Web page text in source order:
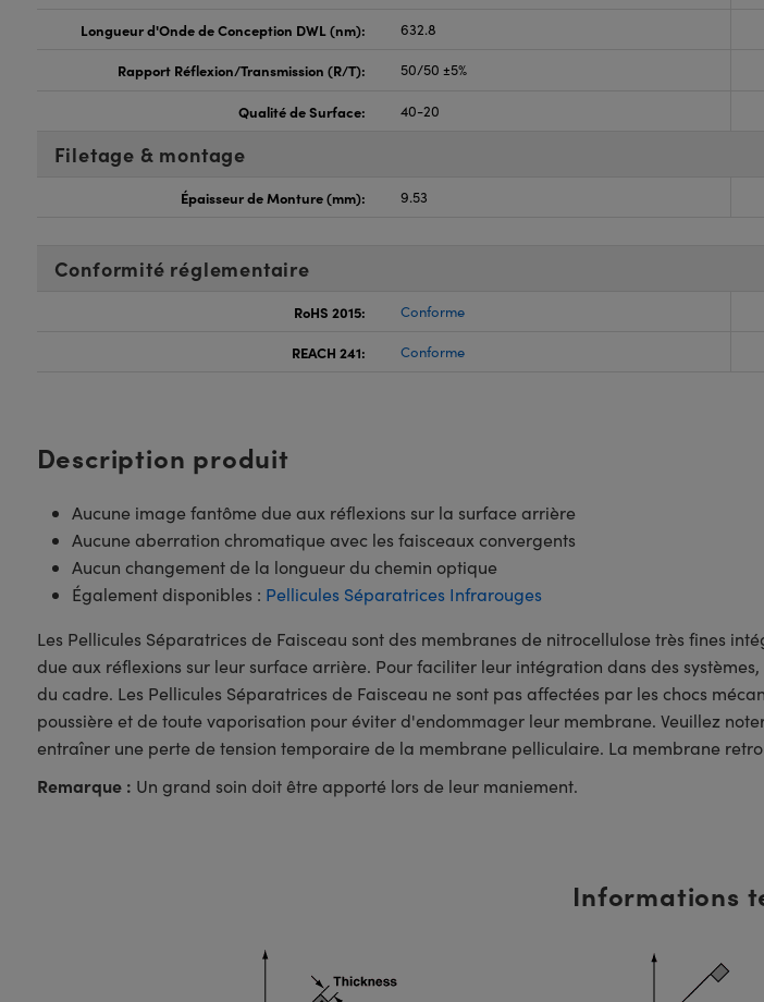
Longueur d'Onde de Conception DWL (nm): 632.8
Rapport Réflexion/Transmission (R/T): 50/50 ±5%
Qualité de Surface: 40-20
Filetage & montage
Épaisseur de Monture (mm): 9.53
Conformité réglementaire
RoHS 2015: Conforme
REACH 241: Conforme
Description produit
Aucune image fantôme due aux réflexions sur la surface arrière
Aucune aberration chromatique avec les faisceaux convergents
Aucun changement de la longueur du chemin optique
Également disponibles : Pellicules Séparatrices Infrarouges
Les Pellicules Séparatrices de Faisceau sont des membranes de nitrocellulose très fines
due aux réflexions sur leur surface arrière. Pour faciliter leur intégration dans des
du cadre. Les Pellicules Séparatrices de Faisceau ne sont pas affectées par les chocs
poussière et de toute vaporisation pour éviter d'endommager leur membrane. Veuillez
entraîner une perte de tension temporaire de la membrane pelliculaire. La membrane
Remarque : Un grand soin doit être apporté lors de leur maniement.
Informations